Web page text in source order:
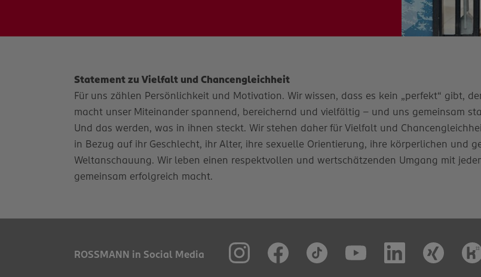
Statement zu Vielfalt und Chancengleichheit
Für uns zählen Persönlichkeit und Motivation. Wir wissen, dass es kein „perfekt“ gibt,
macht unser Miteinander spannend, bereichernd und vielfältig – und uns gemeinsam
Und das werden, was in ihnen steckt. Wir stehen daher für Vielfalt und
in Bezug auf ihr Geschlecht, ihr Alter, ihre sexuelle Orientierung, ihre körperlichen und
Weltanschauung. Wir leben einen respektvollen und wertschätzenden Umgang mit
gemeinsam erfolgreich macht.
ROSSMANN in Social Media